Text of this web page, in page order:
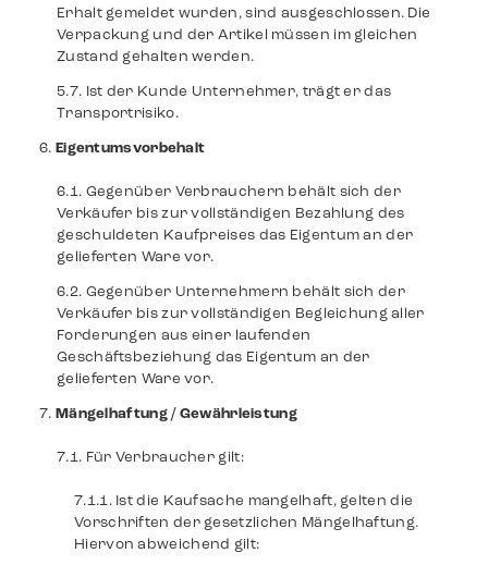
Erhalt gemeldet wurden, sind ausgeschlossen. Die
Verpackung und der Artikel müssen im gleichen
Zustand gehalten werden.
Ist der Kunde Unternehmer, trägt er das
Transportrisiko.
Eigentumsvorbehalt
Gegenüber Verbrauchern behält sich der
Verkäufer bis zur vollständigen Bezahlung des
geschuldeten Kaufpreises das Eigentum an der
gelieferten Ware vor.
Gegenüber Unternehmern behält sich der
Verkäufer bis zur vollständigen Begleichung aller
Forderungen aus einer laufenden
Geschäftsbeziehung das Eigentum an der
gelieferten Ware vor.
Mängelhaftung / Gewährleistung
Für Verbraucher gilt:
Ist die Kaufsache mangelhaft, gelten die
Vorschriften der gesetzlichen Mängelhaftung.
Hiervon abweichend gilt: